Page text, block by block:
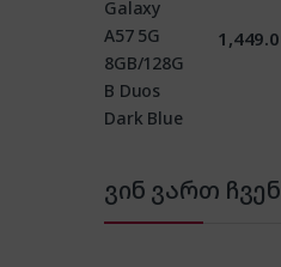
1,449.0
ვინ ვართ ჩვენ